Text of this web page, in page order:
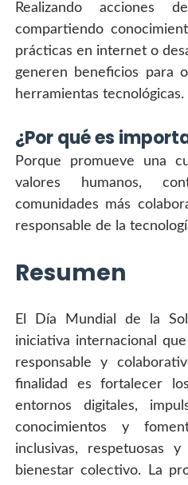
Realizando acciones
compartiendo
prácticas en internet o
generen beneficios para
herramientas tecnológicas.
¿Por qué es
Porque promueve una
valores humanos,
comunidades más
responsable de la
Resumen
El Día Mundial de la
iniciativa internacional
responsable y
finalidad es fortalecer
entornos digitales,
conocimientos y
inclusivas, respetuosas
bienestar colectivo. La